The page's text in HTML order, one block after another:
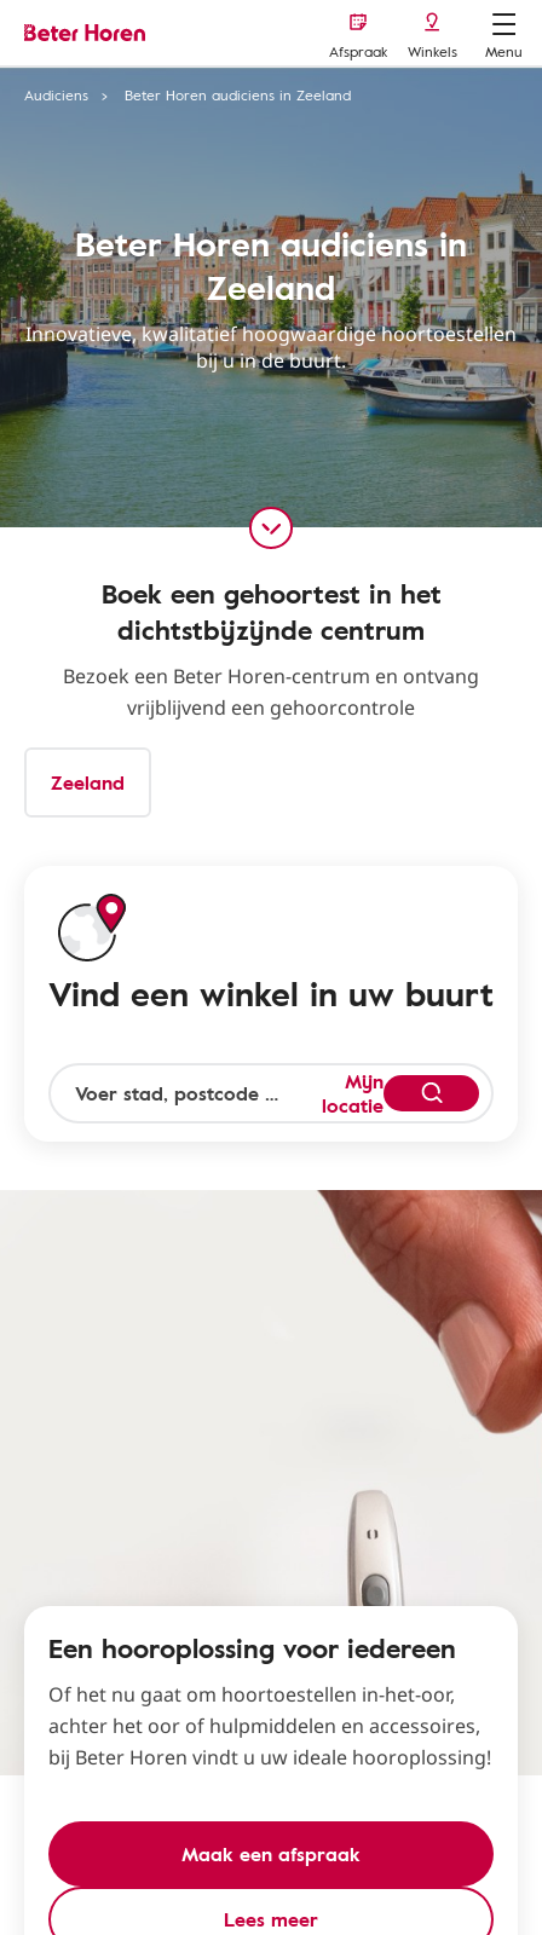
Afspraak Winkels
Menu
Audiciens
Beter Horen audiciens in Zeeland
Beter Horen audiciens in
Zeeland
Innovatieve, kwalitatief hoogwaardige hoortoestellen
bij u in de buurt.
Boek een gehoortest in het
dichtstbijzijnde centrum
Bezoek een Beter Horen-centrum en ontvang
vrijblijvend een gehoorcontrole
Zeeland
Vind een winkel in uw buurt
Mijn
locatie
Een hooroplossing voor iedereen
Of het nu gaat om hoortoestellen in-het-oor,
achter het oor of hulpmiddelen en accessoires,
bij Beter Horen vindt u uw ideale hooroplossing!
Maak een afspraak
Lees meer